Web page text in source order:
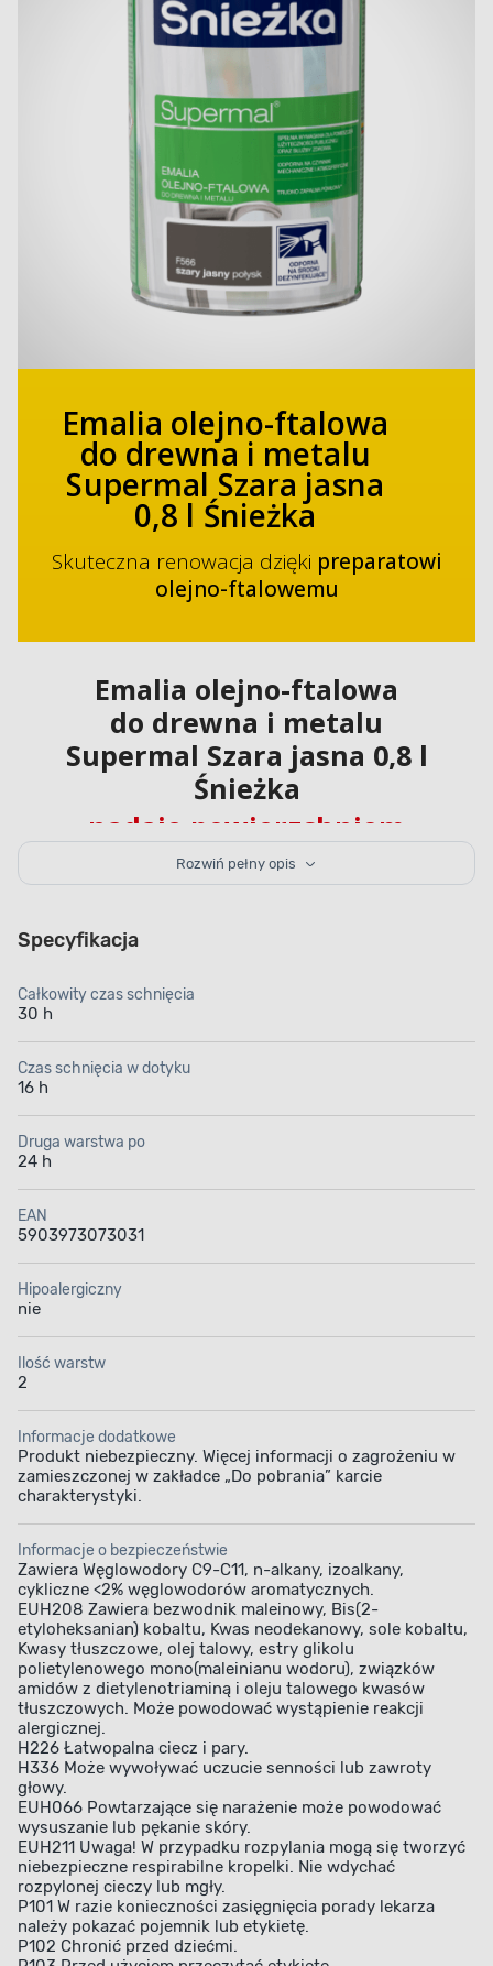
Emalia olejno-ftalowa
do drewna i metalu
Supermal Szara jasna
0,8 l Śnieżka
Skuteczna renowacja dzięki preparatowi
olejno-ftalowemu
Emalia olejno-ftalowa
do drewna i metalu
Supermal Szara jasna 0,8 l
Śnieżka
nadaje powierzchniom
trudnopalną powłokę
Szara jasna 0,8 l Śnieżka pozwala na skuteczne
zabezpieczenie powierzchni przed czynnikami
dezynfekującymi. Dlatego produkt nadaje się
do przechowywania żywności. Emalia zapewnia
a dzięki powłoce trudno zapalnej utrudnia
rozprzestrzenianie się ognia. Przeznaczona jest
do dekoracyjno-ochronnego malowania drewna,
i żeliwnych. Sprawdzi się również w pomieszczeniach
ftalowy
powłoka
Aplikacja farby Pojemność
Rozwiń pełny opis
Specyfikacja
Całkowity czas schnięcia
30 h
Czas schnięcia w dotyku
16 h
Druga warstwa po
24 h
EAN
5903973073031
Hipoalergiczny
nie
Ilość warstw
2
Informacje dodatkowe
Produkt niebezpieczny. Więcej informacji o zagrożeniu w
zamieszczonej w zakładce „Do pobrania” karcie
charakterystyki.
Informacje o bezpieczeństwie
Zawiera Węglowodory C9-C11, n-alkany, izoalkany,
cykliczne <2% węglowodorów aromatycznych.
EUH208 Zawiera bezwodnik maleinowy, Bis(2-
etyloheksanian) kobaltu, Kwas neodekanowy, sole kobaltu,
Kwasy tłuszczowe, olej talowy, estry glikolu
polietylenowego mono(maleinianu wodoru), związków
amidów z dietylenotriaminą i oleju talowego kwasów
tłuszczowych. Może powodować wystąpienie reakcji
alergicznej.
H226 Łatwopalna ciecz i pary.
H336 Może wywoływać uczucie senności lub zawroty
głowy.
EUH066 Powtarzające się narażenie może powodować
wysuszanie lub pękanie skóry.
EUH211 Uwaga! W przypadku rozpylania mogą się tworzyć
niebezpieczne respirabilne kropelki. Nie wdychać
rozpylonej cieczy lub mgły.
P101 W razie konieczności zasięgnięcia porady lekarza
należy pokazać pojemnik lub etykietę.
P102 Chronić przed dziećmi.